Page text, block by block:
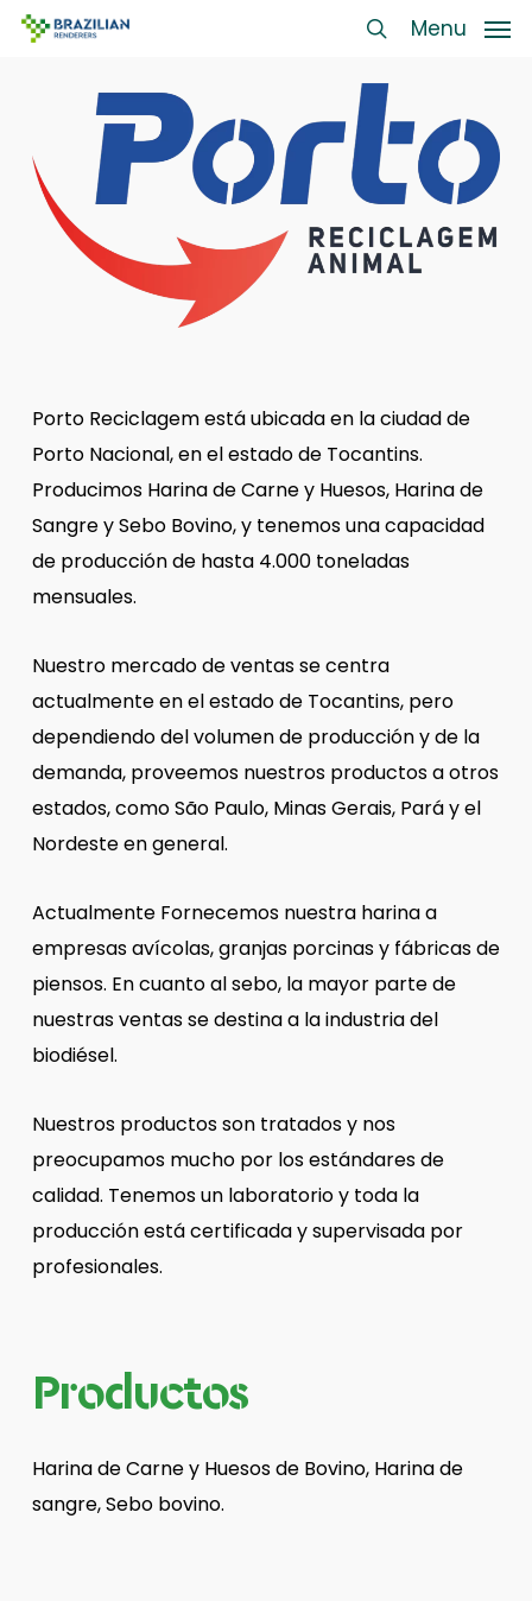
Skip
Menu
Porto Reciclagem está ubicada en la ciudad de
Porto Nacional, en el estado de Tocantins.
Producimos Harina de Carne y Huesos, Harina de
Sangre y Sebo Bovino, y tenemos una capacidad
de producción de hasta 4.000 toneladas
mensuales.
Nuestro mercado de ventas se centra
actualmente en el estado de Tocantins, pero
dependiendo del volumen de producción y de la
demanda, proveemos nuestros productos a otros
estados, como São Paulo, Minas Gerais, Pará y el
Nordeste en general.
Actualmente Fornecemos nuestra harina a
empresas avícolas, granjas porcinas y fábricas de
piensos. En cuanto al sebo, la mayor parte de
nuestras ventas se destina a la industria del
biodiésel.
Nuestros productos son tratados y nos
preocupamos mucho por los estándares de
calidad. Tenemos un laboratorio y toda la
producción está certificada y supervisada por
profesionales.
Productos
Harina de Carne y Huesos de Bovino, Harina de
sangre, Sebo bovino.
Menu